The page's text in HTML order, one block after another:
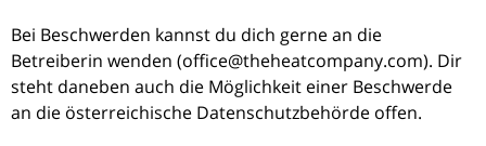
Bei Beschwerden kannst du dich gerne an die
Betreiberin wenden (office@theheatcompany.com). Dir
steht daneben auch die Möglichkeit einer Beschwerde
an die österreichische Datenschutzbehörde offen.